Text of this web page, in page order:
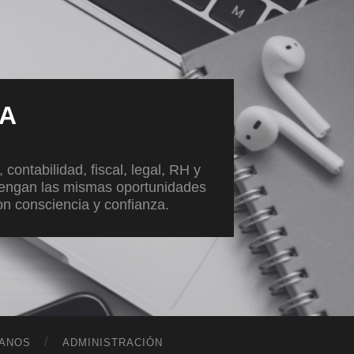
contabilidad, fiscal, legal, RH y
las mismas oportunidades
consciencia y confianza.
ADMINISTRACIÓN